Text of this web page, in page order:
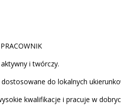
i twórczy.
do lokalnych
kwalifikacje i pracuje w